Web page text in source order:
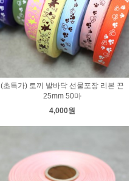
(초특가) 토끼 발바닥 선물포장 리본 끈
25mm 50마
4,000원